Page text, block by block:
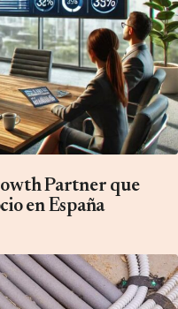
Partner que
en España